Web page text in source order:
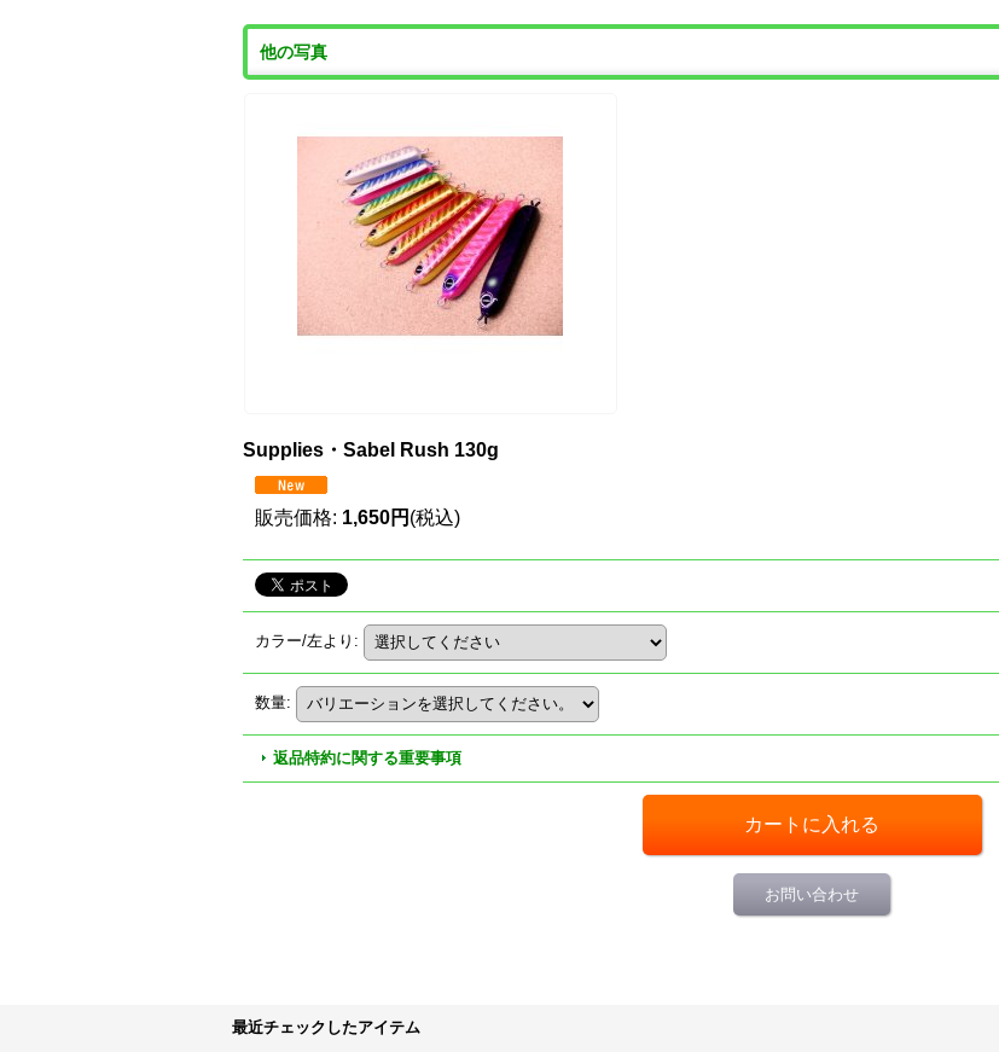
他の写真
Supplies・Sabel Rush 130g
販売価格: 1,650円 (税込)
カラー/左より :
数量:
返品特約に関する重要事項
お問い合わせ
最近チェックしたアイテム